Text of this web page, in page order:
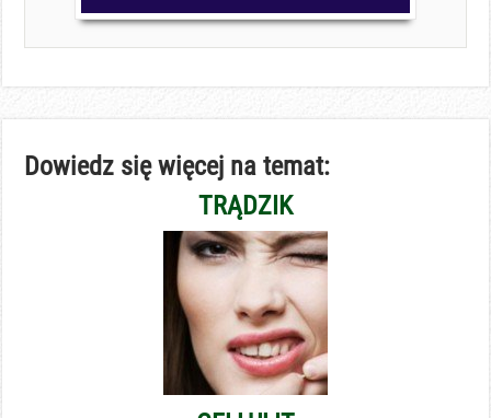
Dowiedz się więcej na temat:
TRĄDZIK